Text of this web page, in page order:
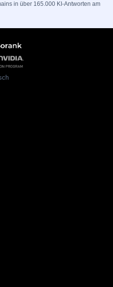
in über 165.000 KI-Antworten am